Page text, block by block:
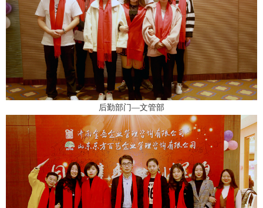
后勤部门—文管部